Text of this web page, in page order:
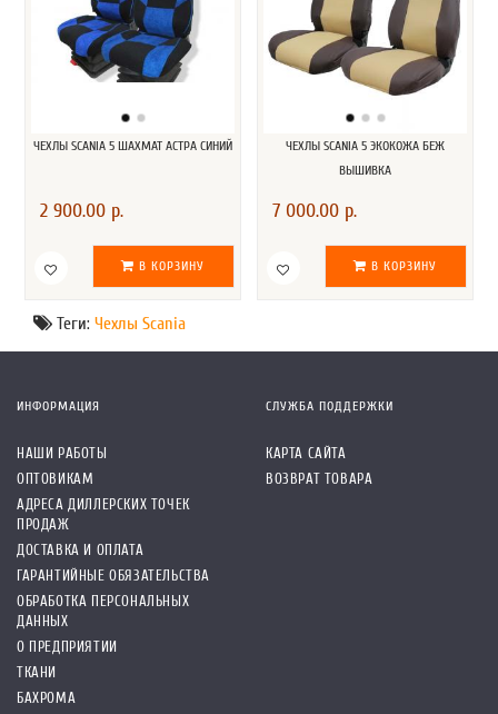
ЧЕХЛЫ SCANIA 5 ШАХМАТ АСТРА СИНИЙ
2 900.00 р.
В КОРЗИНУ
ЧЕХЛЫ SCANIA 5 ЭКОКОЖА БЕЖ
ВЫШИВКА
7 000.00 р.
В КОРЗИНУ
Теги: Чехлы Scania
ИНФОРМАЦИЯ
НАШИ РАБОТЫ
ОПТОВИКАМ
АДРЕСА ДИЛЛЕРСКИХ ТОЧЕК
ПРОДАЖ
ДОСТАВКА И ОПЛАТА
ГАРАНТИЙНЫЕ ОБЯЗАТЕЛЬСТВА
ОБРАБОТКА ПЕРСОНАЛЬНЫХ
ДАННЫХ
О ПРЕДПРИЯТИИ
ТКАНИ
БАХРОМА
СЛУЖБА ПОДДЕРЖКИ
КАРТА САЙТА
ВОЗВРАТ ТОВАРА